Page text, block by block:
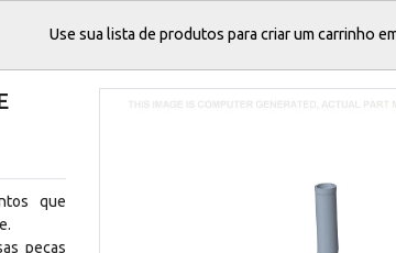
Use sua lista de produtos para criar um carrinho
que
peças